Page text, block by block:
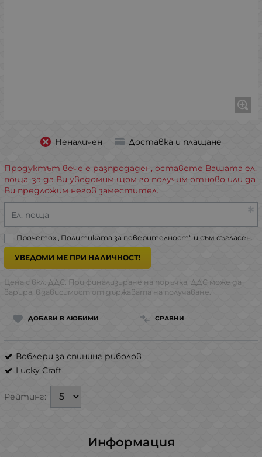
Неналичен Доставка и плащане
Продуктът вече е разпродаден, оставете Вашата ел.
поща, за да Ви уведомим щом го получим отново или да
Ви предложим негов заместител.
Ел. поща
Прочетох „Политиката за поверителност“ и съм съгласен.
УВЕДОМИ МЕ ПРИ НАЛИЧНОСТ!
Цена с вкл. ДДС. При финализиране на поръчка, ДДС може да
варира, в зависимост от държавата на получаване.
ДОБАВИ В ЛЮБИМИ СРАВНИ
Воблери за спининг риболов
Lucky Craft
Рейтинг:
Информация